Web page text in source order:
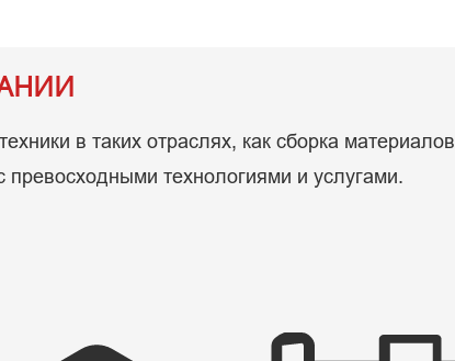
в таких отраслях, как сборка
технологиями и услугами.